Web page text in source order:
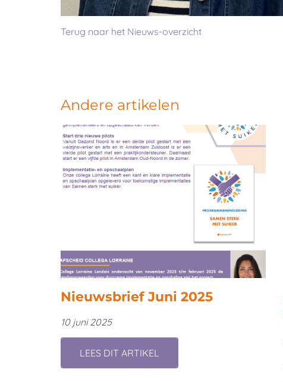
Terug naar het Nieuws-overzicht
Andere artikelen
Nieuwsbrief Juni 2025
10 juni 2025
LEES DIT ARTIKEL